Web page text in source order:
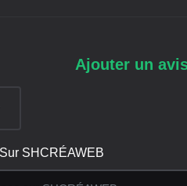
Ajouter un
SHCRÉAWEB